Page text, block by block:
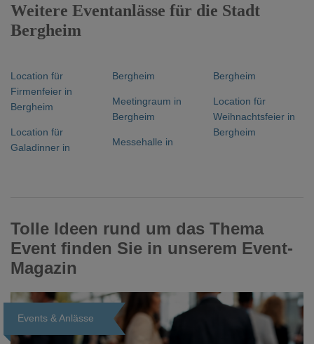
Weitere Eventanlässe für die Stadt
Bergheim
Location für
Firmenfeier in
Bergheim
Location für
Galadinner in
Bergheim
Meetingraum in
Bergheim
Messehalle in
Bergheim
Location für
Weihnachtsfeier in
Bergheim
Tolle Ideen rund um das Thema
Event finden Sie in unserem Event-
Magazin
Events & Anlässe